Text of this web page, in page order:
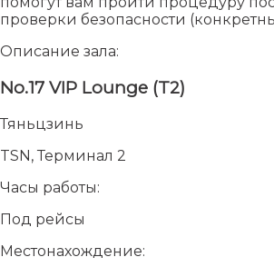
проверки безопасности
Описание зала:
No.17 VIP Lounge (T2)
Тяньцзинь
TSN, Терминал 2
Часы работы:
Под рейсы
Местонахождение: